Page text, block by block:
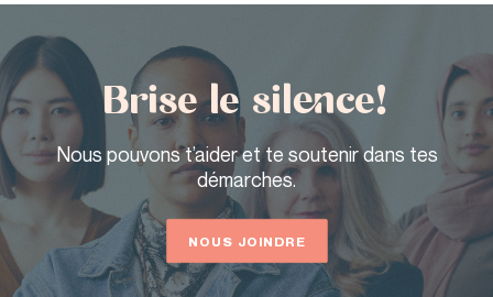
Brise le silence!
Nous pouvons t’aider et te soutenir dans tes
démarches.
NOUS JOINDRE